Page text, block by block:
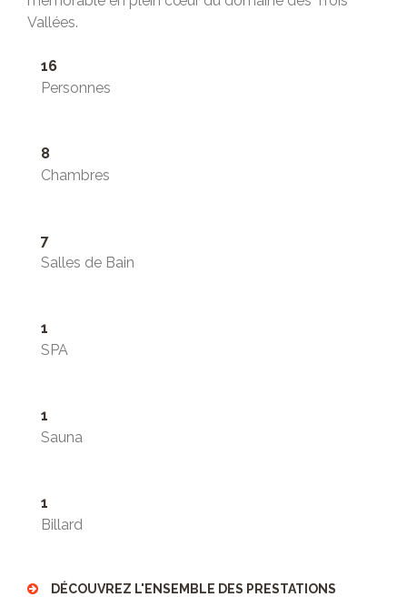
Vallées.
16
Personnes
8
Chambres
7
Salles de Bain
1
SPA
1
Sauna
1
Billard
DÉCOUVREZ L'ENSEMBLE DES PRESTATIONS